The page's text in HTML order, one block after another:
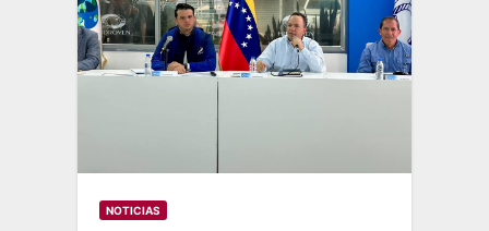
NOTICIAS